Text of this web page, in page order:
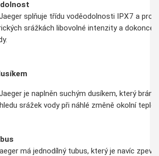
splňuje třídu voděodolnosti IPX7 a
srážkách libovolné intenzity a dokonce
je naplněn suchým dusíkem, který brání
srážek vody při náhlé změně okolní
má jednodílný tubus, který je navíc